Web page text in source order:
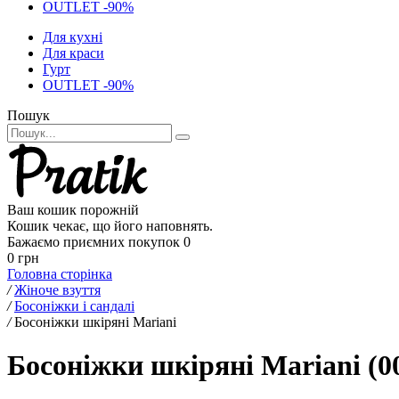
OUTLET -90%
Для кухні
Для краси
Гурт
OUTLET -90%
Пошук
Ваш кошик порожній
Кошик чекає, що його наповнять.
Бажаємо приємних покупок 0
0 грн
Головна сторінка
/ Жіноче взуття
/ Босоніжки і сандалі
/ Босоніжки шкіряні Mariani
Босоніжки шкіряні Mariani